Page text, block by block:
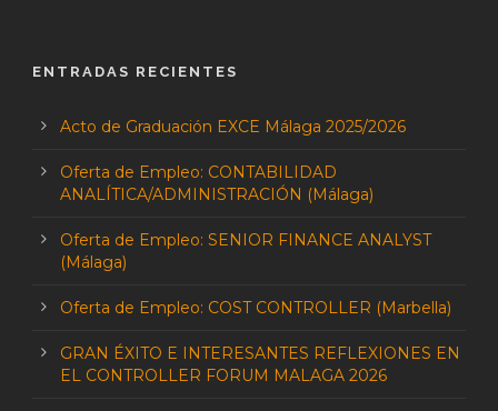
ENTRADAS RECIENTES
Acto de Graduación EXCE Málaga 2025/2026
Oferta de Empleo: CONTABILIDAD
ANALÍTICA/ADMINISTRACIÓN (Málaga)
Oferta de Empleo: SENIOR FINANCE ANALYST
(Málaga)
Oferta de Empleo: COST CONTROLLER (Marbella)
GRAN ÉXITO E INTERESANTES REFLEXIONES EN
EL CONTROLLER FORUM MALAGA 2026